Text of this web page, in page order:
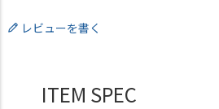
レビューを書く
ITEM SPEC